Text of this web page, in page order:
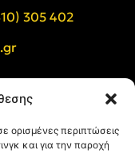
ορισμένες περιπτώσεις
και για την παροχή
305 402